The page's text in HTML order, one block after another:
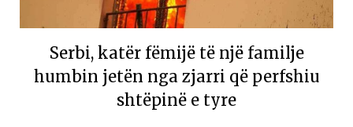
Serbi, katër fëmijë të një familje
humbin jetën nga zjarri që perfshiu
shtëpinë e tyre